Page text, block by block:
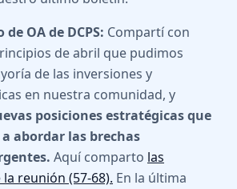
OA de DCPS: Compartí con
de abril que pudimos
de las inversiones y
en nuestra comunidad, y
posiciones estratégicas que
abordar las brechas
Aquí comparto las
reunión (57-68). En la última